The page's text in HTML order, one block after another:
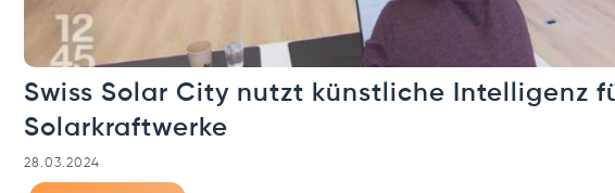
Swiss Solar City nutzt künstliche Intelligenz
Solarkraftwerke
28.03.2024